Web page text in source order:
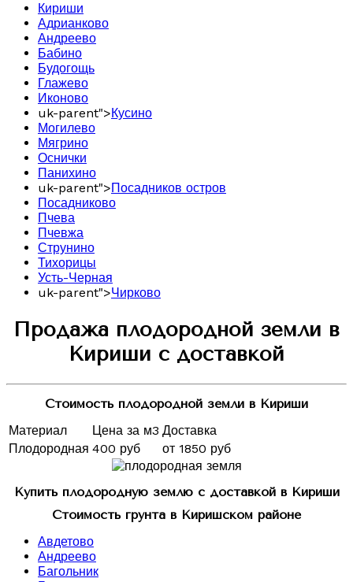
Кириши
Адрианково
Андреево
Бабино
Будогощь
Глажево
Иконово
uk-parent">Кусино
Могилево
Мягрино
Оснички
Панихино
uk-parent">Посадников остров
Посадниково
Пчева
Пчевжа
Струнино
Тихорицы
Усть-Черная
uk-parent">Чирково
Продажа плодородной земли в
Кириши с доставкой
Стоимость плодородной земли в Кириши
Материал
Цена за м3 Доставка
Плодородная 400 руб от 1850 руб
Купить плодородную землю с доставкой в Кириши
Стоимость грунта в Киришском районе
Авдетово
Андреево
Багольник